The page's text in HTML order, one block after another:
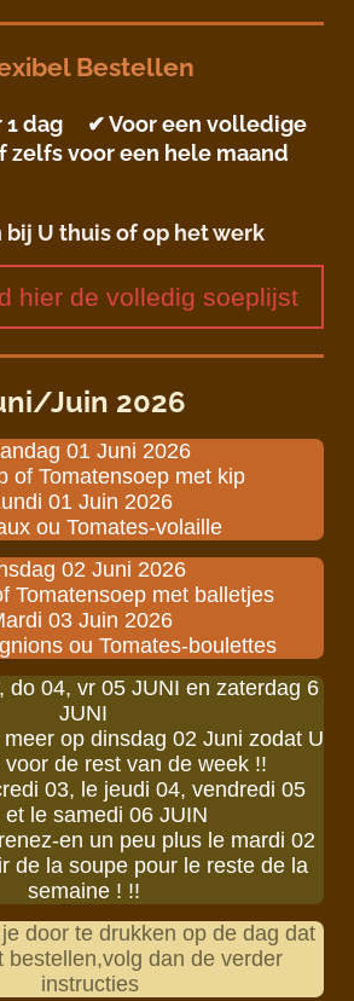
Bestellen
1 dag ✔ Voor een volledige
voor een hele maand
U thuis of op het werk
hier de volledig soeplijst
Juin 2026
01 Juni 2026
of Tomatensoep met kip
01 Juin 2026
ou Tomates-volaille
02 Juni 2026
Tomatensoep met balletjes
03 Juin 2026
ou Tomates-boulettes
do 04, vr 05 JUNI en zaterdag 6
JUNI
op dinsdag 02 Juni zodat U
voor de rest van de week !!
03, le jeudi 04, vendredi 05
et le samedi 06 JUIN
en un peu plus le mardi 02
de la soupe pour le reste de la
semaine ! !!
door te drukken op de dag dat
bestellen,volg dan de verder
instructies